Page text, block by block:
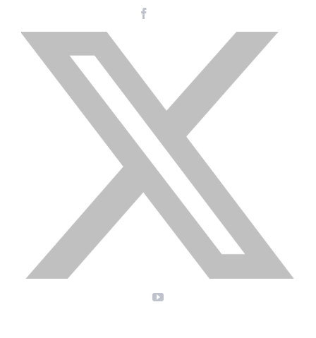
X
YouTube